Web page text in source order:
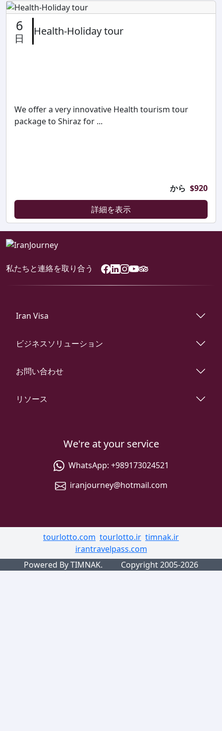
6
日
Health-Holiday tour
We offer a very innovative Health tourism tour
package to Shiraz for ...
から $920
詳細を表示
私たちと連絡を取り合う
Iran Visa
ビジネスソリューション
お問い合わせ
リソース
We're at your service
WhatsApp: +989173024521
iranjourney@hotmail.com
tourlotto.com tourlotto.ir timnak.ir
irantravelpass.com
Powered By TIMNAK.
Copyright 2005-2026